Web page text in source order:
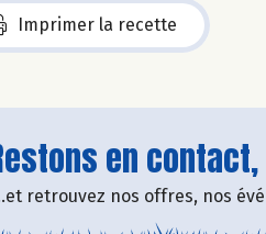
Imprimer la recette
en
retrouvez nos offres, nos